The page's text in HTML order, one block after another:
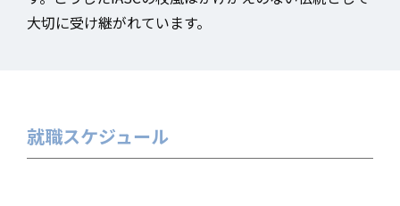
大切に受け継がれています。
就職スケジュール